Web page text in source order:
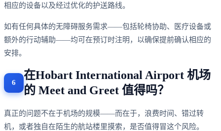
相应的设备以及经过优化的护送路线。
如有任何具体的无障碍服务需求——包括轮椅协助、医疗设备或
额外的行动辅助——均可在预订时注明，以确保提前确认相应的
安排。
在Hobart International Airport 机场
的 Meet and Greet 值得吗？
真正的问题不在于机场的规模——而在于，浪费时间、错过转
机，或者独自在陌生的航站楼里摸索，是否值得冒这个风险。